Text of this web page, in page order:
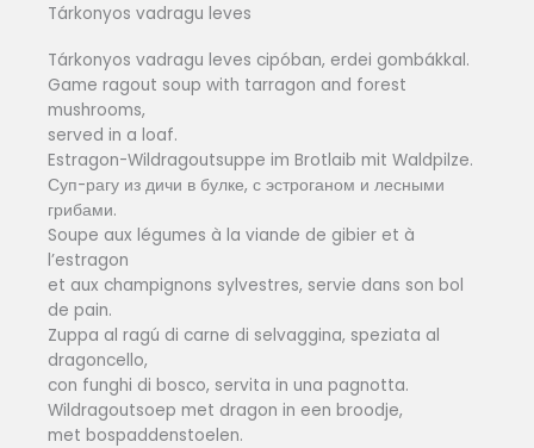
Tárkonyos vadragu leves
Tárkonyos vadragu leves cipóban, erdei gombákkal.
Game ragout soup with tarragon and forest
mushrooms,
served in a loaf.
Estragon-Wildragoutsuppe im Brotlaib mit Waldpilze.
Суп-рагу из дичи в булке, с эстроганом и лесными
грибами.
Soupe aux légumes à la viande de gibier et à
l’estragon
et aux champignons sylvestres, servie dans son bol
de pain.
Zuppa al ragú di carne di selvaggina, speziata al
dragoncello,
con funghi di bosco, servita in una pagnotta.
Wildragoutsoep met dragon in een broodje,
met bospaddenstoelen.